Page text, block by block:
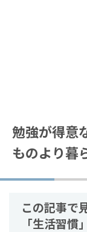
勉強が得意
ものより暮
この記事で
「生活習慣」